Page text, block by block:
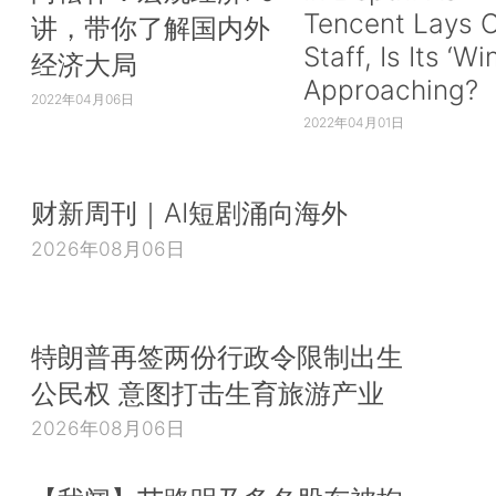
讲，带你了解国内外
经济大局
2022年04月06日
Tencent Lays
Staff, Is Its
Approaching?
2022年04月01日
财新周刊｜AI短剧涌向海外
2026年08月06日
特朗普再签两份行政令限制出生
公民权 意图打击生育旅游产业
2026年08月06日